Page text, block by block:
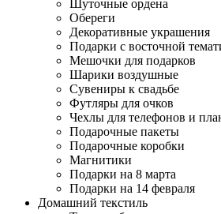
Шуточные ордена
Обереги
Декоративные украшения
Подарки с восточной
Мешочки для подарков
Шарики воздушные
Сувениры к свадьбе
Футляры для очков
Чехлы для телефонов и
Подарочные пакеты
Подарочные коробки
Магнитики
Подарки на 8 марта
Подарки на 14 февраля
Домашний текстиль